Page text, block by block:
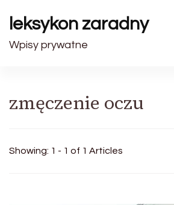
leksykon zaradny
Wpisy prywatne
zmęczenie oczu
Showing: 1 - 1 of 1 Articles